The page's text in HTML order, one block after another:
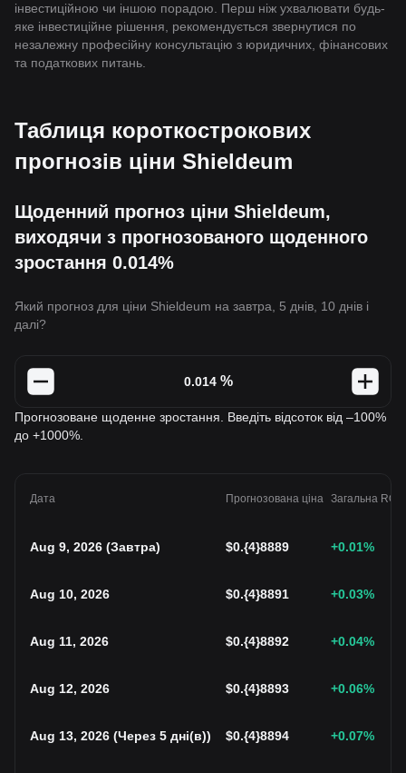
інвестиційною чи іншою порадою. Перш ніж ухвалювати будь-
яке інвестиційне рішення, рекомендується звернутися по
незалежну професійну консультацію з юридичних, фінансових
та податкових питань.
Таблиця короткострокових
прогнозів ціни Shieldeum
Щоденний прогноз ціни Shieldeum,
виходячи з прогнозованого щоденного
зростання 0.014%
Який прогноз для ціни Shieldeum на завтра, 5 днів, 10 днів і
далі?
%
Прогнозоване щоденне зростання. Введіть відсоток від –100%
до +1000%.
Дата Прогнозована ціна Загальна ROI
Aug 9, 2026 (Завтра) $0.{4}8889 +0.01%
Aug 10, 2026 $0.{4}8891 +0.03%
Aug 11, 2026 $0.{4}8892 +0.04%
Aug 12, 2026 $0.{4}8893 +0.06%
Aug 13, 2026 (Через 5 дні(в)) $0.{4}8894 +0.07%